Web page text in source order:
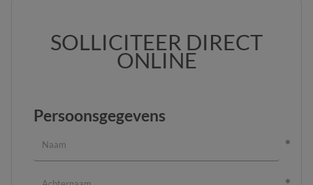
SOLLICITEER DIRECT
ONLINE
Persoonsgegevens